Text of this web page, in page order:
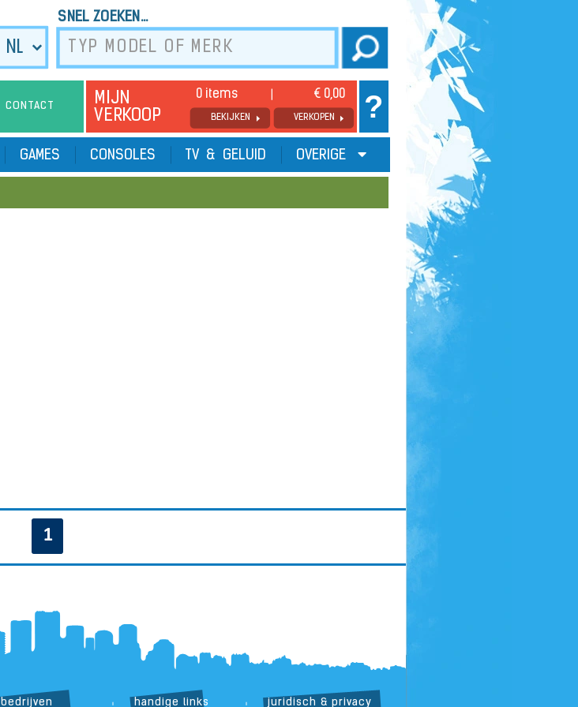
SNEL ZOEKEN...
CONTACT
MIJN
VERKOOP
0 items € 0,00
BEKIJKEN VERKOPEN ?
GAMES CONSOLES TV & GELUID OVERIGE
1
bedrijven handige links juridisch & privacy